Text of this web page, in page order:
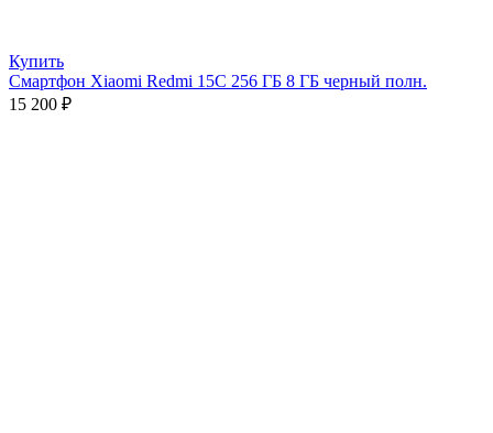
Купить
Смартфон Xiaomi Redmi 15C 256 ГБ 8 ГБ черный полн.
15 200 ₽